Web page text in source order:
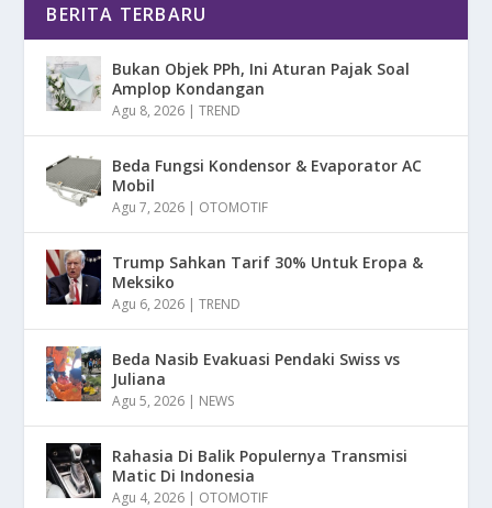
BERITA TERBARU
Bukan Objek PPh, Ini Aturan Pajak Soal
Amplop Kondangan
Agu 8, 2026 |TREND
Beda Fungsi Kondensor & Evaporator AC
Mobil
Agu 7, 2026 | OTOMOTIF
Trump Sahkan Tarif 30% Untuk Eropa &
Meksiko
Agu 6, 2026 |TREND
Beda Nasib Evakuasi Pendaki Swiss vs
Juliana
Agu 5, 2026 | NEWS
Rahasia Di Balik Populernya Transmisi
Matic Di Indonesia
Agu 4, 2026 | OTOMOTIF